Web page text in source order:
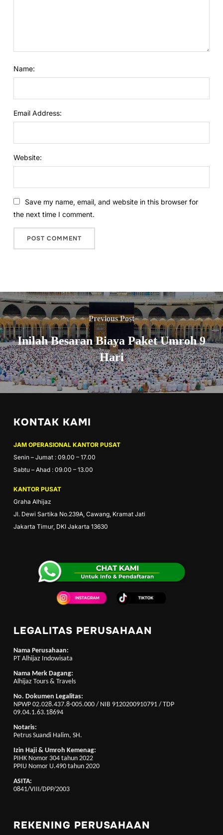
Name:
Email Address:
Website:
Save my name, email, and website in this browser for
the next time I comment.
Previous Post
Inilah Besaran Biaya Paket Umroh 9
Hari
KONTAK KAMI
JAM OPERASIONAL KANTOR PUSAT
Senin – Jumat : 09.00 – 17.00
Sabtu – Ahad : 09.00 – 13.00
KANTOR PUSAT
Graha Alhijaz
Jl. Dewi Sartika No.239A, Cawang, Kramat Jati
Jakarta Timur, DKI Jakarta 13630
LEGALITAS PERUSAHAAN
Nama Perusahaan:
PT Alhijaz Indowisata
Nama Merk Dagang:
Alhijaz Tours & Travels
No. Dokumen Legalitas:
NPWP 02.028.437.8-005.000 / NIB 9120200910791 / TDP
09.04.1.63.18694
Notaris:
Petrus Suandi Halim, SH.
Izin Haji & Umroh Kemenag:
PIHK Nomor 304 tahun 2022
PPIU Nomor U.490 tahun 2020
ASITA:
0841/VIII/DPP/2003
REKENING PERUSAHAAN